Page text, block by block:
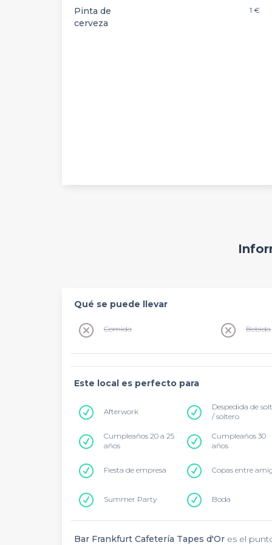
Pinta de
cerveza
1 €
Qué se puede llevar
Comida Bebida
Este local es perfecto para
Afterwork
Despedida de
/ soltero
Cumpleaños 20 a 25
años
Cumpleaños 30
años
Fiesta de empresa Copas entre
Summer Party Boda
Bar Frankfurt Cafetería Tapes d'Or es el